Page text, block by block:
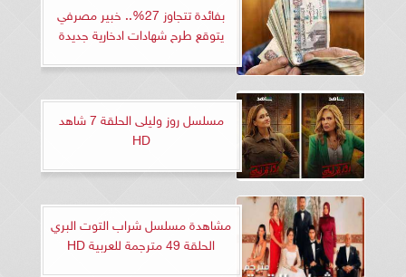
بفائدة تتجاوز 27%.. خبير مصرفي
يتوقع طرح شهادات ادخارية جديدة
مسلسل روز وليلى الحلقة 7 شاهد
HD
مشاهدة مسلسل شراب التوت البري
الحلقة 49 مترجمة للعربية HD